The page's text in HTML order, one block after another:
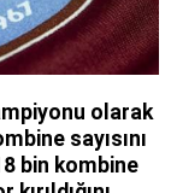
olarak
sayısını
bin kombine